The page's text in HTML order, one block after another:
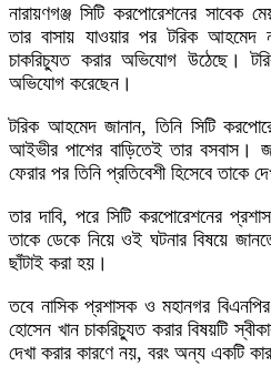
নারায়ণগঞ্জ সিটি করপোরেশনের সাবেক
তার বাসায় যাওয়ার পর টরিক আহমেদ
চাকরিচ্যুত করার অভিযোগ উঠেছে।
অভিযোগ করেছেন।
টরিক আহমেদ জানান, তিনি সিটি
আইভীর পাশের বাড়িতেই তার বসবাস।
ফেরার পর তিনি প্রতিবেশী হিসেবে তাকে
তার দাবি, পরে সিটি করপোরেশনের
তাকে ডেকে নিয়ে ওই ঘটনার বিষয়ে
ছাঁটাই করা হয়।
তবে নাসিক প্রশাসক ও মহানগর
হোসেন খান চাকরিচ্যুত করার বিষয়টি
দেখা করার কারণে নয়, বরং অন্য একটি